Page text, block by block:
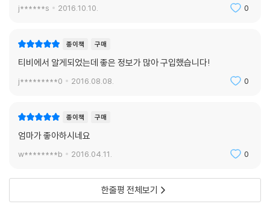
연잎과 연꽃의 활용 | 스트레스 해소에 좋은 연잎차 | ADHD에 좋은 연자
Chapter 6. 면역력 키우는 7대 제왕
면역력의 제왕 발효현미버섯
면역력 성분 사포닌의 보고, 홍삼
밥솥으로 만드는 홍삼 | 당뇨에 좋은 홍삼액
인삼만큼 좋은 면역 식품, 더덕
더덕껍질차 만들기 | 쉽게 더덕 손질 하기 | 발효시켜 몸에 더 좋은 홍삼더
j******s 2016.10.10. 0
종이책 구매
티비에서 알게되었는데 좋은 정보가 많아 구입했습니다!
j*********0 2016.08.08. 0
종이책 구매
엄마가 좋아하시네요
w********b 2016.04.11. 0
한줄평 전체보기